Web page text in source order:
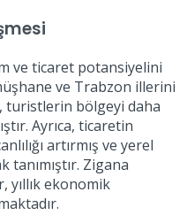
ve ticaret potansiyelini
ve Trabzon illerini
turistlerin bölgeyi daha
Ayrıca, ticaretin
artırmış ve yerel
Zigana
yıllık ekonomik